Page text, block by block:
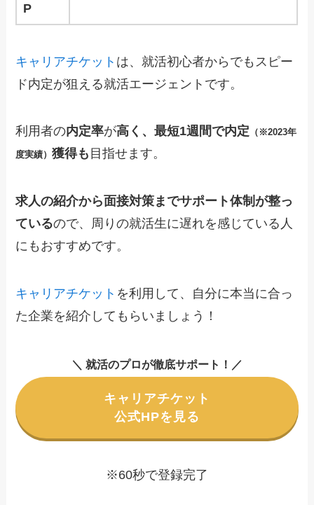
P
キャリアチケット は、就活初心者からでもスピー
ド内定が狙える就活エージェントです。
利用者の内定率が高く、最短1週間で内定 （※2023年
度実績）獲得も 目指せます。
求人の紹介から面接対策までサポート体制が整っ
ているので、周りの就活生に遅れを感じている人
にもおすすめです。
キャリアチケット を利用して、自分に本当に合っ
た企業を紹介してもらいましょう！
＼ 就活のプロが徹底サポート！／
キャリアチケット
公式HPを見る
※60秒で登録完了